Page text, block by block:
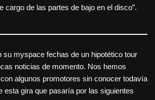
cargo de las partes de bajo en el disco”.
su myspace fechas de un hipotético tour
noticias de momento. Nos hemos
algunos promotores sin conocer todavía
esta gira que pasaría por las siguientes